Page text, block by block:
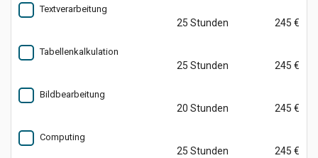
Textverarbeitung
25 Stunden 245 €
Tabellenkalkulation
25 Stunden 245 €
Bildbearbeitung
20 Stunden 245 €
Computing
25 Stunden 245 €